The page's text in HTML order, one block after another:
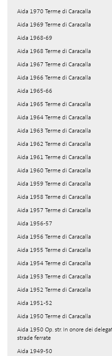
Aida 1970 Terme di Caracalla
Aida 1969 Terme di Caracalla
Aida 1968-69
Aida 1968 Terme di Caracalla
Aida 1967 Terme di Caracalla
Aida 1966 Terme di Caracalla
Aida 1965-66
Aida 1965 Terme di Caracalla
Aida 1964 Terme di Caracalla
Aida 1963 Terme di Caracalla
Aida 1962 Terme di Caracalla
Aida 1961 Terme di Caracalla
Aida 1960 Terme di Caracalla
Aida 1959 Terme di Caracalla
Aida 1958 Terme di Caracalla
Aida 1957 Terme di Caracalla
Aida 1956-57
Aida 1956 Terme di Caracalla
Aida 1955 Terme di Caracalla
Aida 1954 Terme di Caracalla
Aida 1953 Terme di Caracalla
Aida 1952 Terme di Caracalla
Aida 1951-52
Aida 1950 Terme di Caracalla
Aida 1950 Op. str. In onore dei
strade ferrate
Aida 1949-50